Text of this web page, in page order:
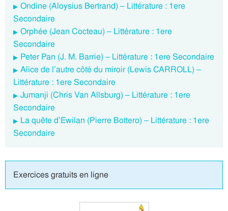
Ondine (Aloysius Bertrand) – Littérature : 1ere
Secondaire
Orphée (Jean Cocteau) – Littérature : 1ere
Secondaire
Peter Pan (J. M. Barrie) – Littérature : 1ere Secondaire
Alice de l’autre côté du miroir (Lewis CARROLL) –
Littérature : 1ere Secondaire
Jumanji (Chris Van Allsburg) – Littérature : 1ere
Secondaire
La quête d’Ewilan (Pierre Bottero) – Littérature : 1ere
Secondaire
Exercices gratuits en ligne